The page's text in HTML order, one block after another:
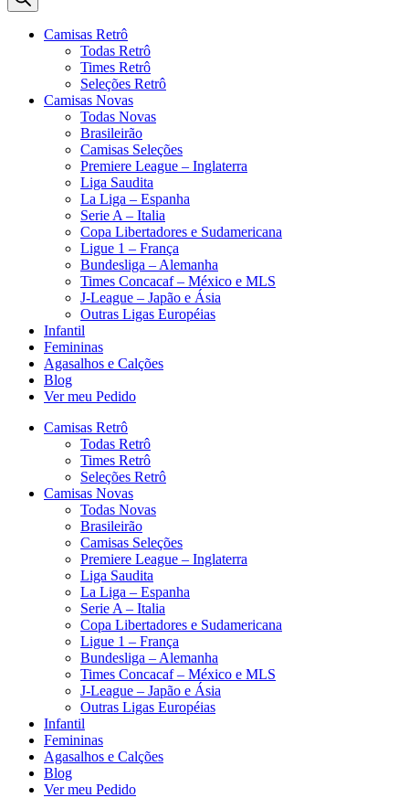
Camisas Retrô
Todas Retrô
Times Retrô
Seleções Retrô
Camisas Novas
Todas Novas
Brasileirão
Camisas Seleções
Premiere League – Inglaterra
Liga Saudita
La Liga – Espanha
Serie A – Italia
Copa Libertadores e Sudamericana
Ligue 1 – França
Bundesliga – Alemanha
Times Concacaf – México e MLS
J-League – Japão e Ásia
Outras Ligas Européias
Infantil
Femininas
Agasalhos e Calções
Blog
Ver meu Pedido
Camisas Retrô
Todas Retrô
Times Retrô
Seleções Retrô
Camisas Novas
Todas Novas
Brasileirão
Camisas Seleções
Premiere League – Inglaterra
Liga Saudita
La Liga – Espanha
Serie A – Italia
Copa Libertadores e Sudamericana
Ligue 1 – França
Bundesliga – Alemanha
Times Concacaf – México e MLS
J-League – Japão e Ásia
Outras Ligas Européias
Infantil
Femininas
Agasalhos e Calções
Blog
Ver meu Pedido